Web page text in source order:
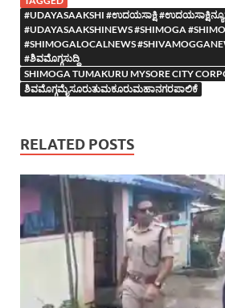
#UDAYASAAKSHI #ಉದಯಸಾಕ್ಷಿ
#UDAYASAAKSHINEWS #SHIMOGA
#SHIMOGALOCALNEWS
#ಶಿವಮೊಗ್ಗಸುದ್ದಿ
SHIMOGA TUMAKURU MYSORE CITY
ಶಿವಮೊಗ್ಗಮೈಸೂರುತುಮಕೂರುಮಹಾನಗರಪಾಲಿಕೆ
RELATED POSTS